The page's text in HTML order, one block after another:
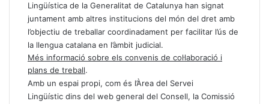
Lingüística de la Generalitat de Catalunya han signat
juntament amb altres institucions del món del dret amb
l’objectiu de treballar coordinadament per facilitar l’ús de
la llengua catalana en l’àmbit judicial.
Més informació sobre els convenis de col·laboració i
plans de treball.
Amb un espai propi, com és l’Àrea del Servei
Lingüístic dins del web general del Consell, la Comissió